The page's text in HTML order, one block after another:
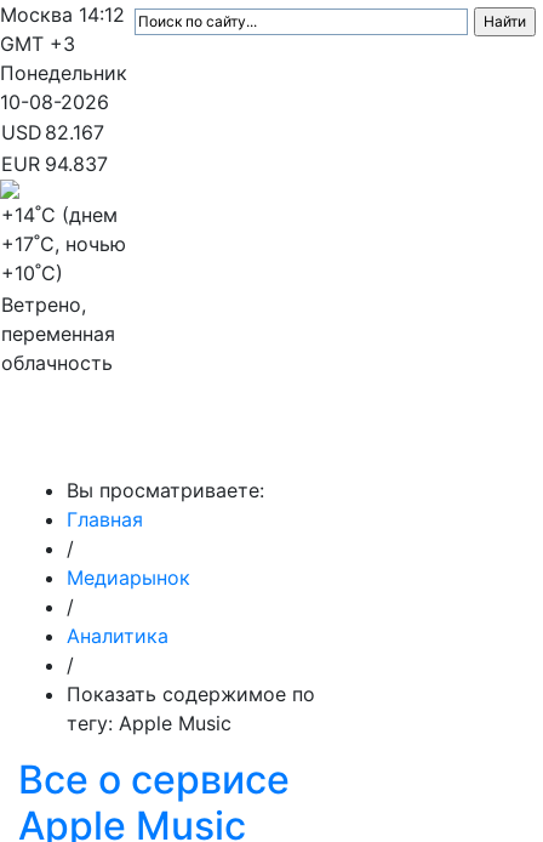
Москва 14:12
GMT +3
Понедельник
10-08-2026
USD 82.167
EUR 94.837
+14˚C (днем
+17˚C, ночью
+10˚C)
Ветрено,
переменная
облачность
Вы просматриваете:
Главная
/
Медиарынок
/
Аналитика
/
Показать содержимое по
тегу: Apple Music
Все о сервисе
Apple Music